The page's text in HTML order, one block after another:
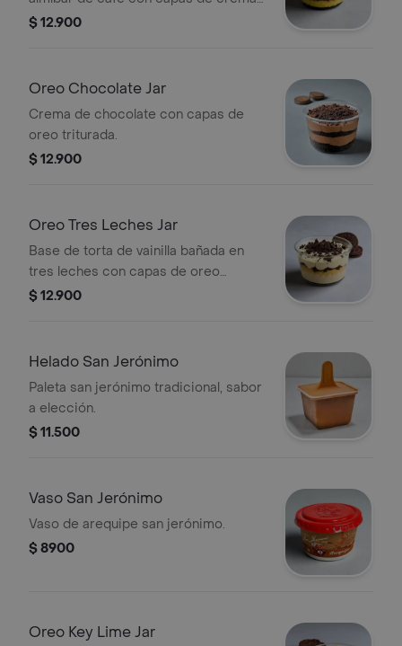
y oreo triturada.
$ 12.900
Oreo Chocolate Jar
Crema de chocolate con capas de
oreo triturada.
$ 12.900
Oreo Tres Leches Jar
Base de torta de vainilla bañada en
tres leches con capas de oreo
triturada.
$ 12.900
Helado San Jerónimo
Paleta san jerónimo tradicional, sabor
a elección.
$ 11.500
Vaso San Jerónimo
Vaso de arequipe san jerónimo.
$ 8900
Oreo Key Lime Jar